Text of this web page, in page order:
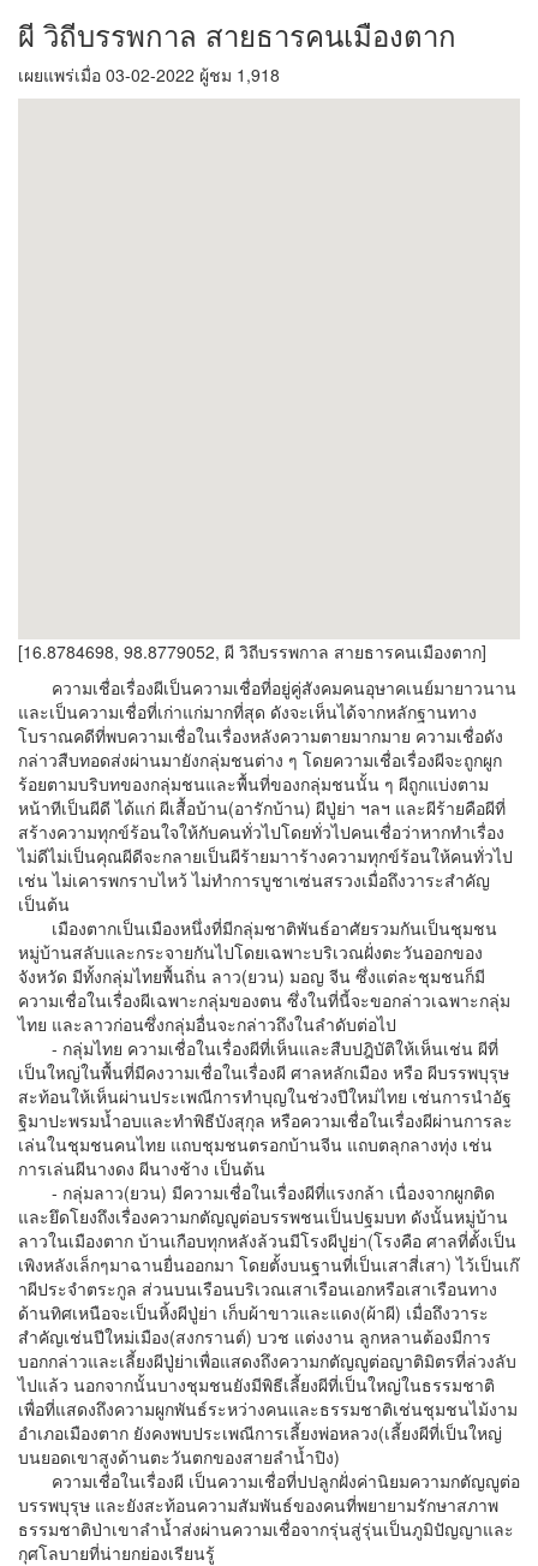
ผี วิถีบรรพกาล สายธารคนเมืองตาก
เผยแพร่เมื่อ 03-02-2022 ผู้ชม 1,918
[16.8784698, 98.8779052, ผี วิถีบรรพกาล สายธารคนเมืองตาก]
ความเชื่อเรื่องผีเป็นความเชื่อที่อยู่คู่สังคมคนอุษาคเนย์มายาวนาน
และเป็นความเชื่อที่เก่าแก่มากที่สุด ดังจะเห็นได้จากหลักฐานทาง
โบราณคดีที่พบความเชื่อในเรื่องหลังความตายมากมาย ความเชื่อดัง
กล่าวสืบทอดส่งผ่านมายังกลุ่มชนต่าง ๆ โดยความเชื่อเรื่องผีจะถูกผูก
ร้อยตามบริบทของกลุ่มชนและพื้นที่ของกลุ่มชนนั้น ๆ ผีถูกแบ่งตาม
หน้าทีเป็นผีดี ได้แก่ ผีเสื้อบ้าน(อารักบ้าน) ผีปู่ย่า ฯลฯ และผีร้ายคือผีที่
สร้างความทุกข์ร้อนใจให้กับคนทั่วไปโดยทั่วไปคนเชื่อว่าหากทำเรื่อง
ไม่ดีไม่เป็นคุณผีดีจะกลายเป็นผีร้ายมาาร้างความทุกข์ร้อนให้คนทั่วไป
เช่น ไม่เคารพกราบไหว้ ไม่ทำการบูชาเซ่นสรวงเมื่อถึงวาระสำคัญ
เป็นต้น
เมืองตากเป็นเมืองหนึ่งที่มีกลุ่มชาติพันธ์อาศัยรวมกันเป็นชุมชน
หมู่บ้านสลับและกระจายกันไปโดยเฉพาะบริเวณฝั่งตะวันออกของ
จังหวัด มีทั้งกลุ่มไทยพื้นถิ่น ลาว(ยวน) มอญ จีน ซึ่งแต่ละชุมชนก็มี
ความเชื่อในเรื่องผีเฉพาะกลุ่มของตน ซึ่งในที่นี้จะขอกล่าวเฉพาะกลุ่ม
ไทย และลาวก่อนซึ่งกลุ่มอื่นจะกล่าวถึงในลำดับต่อไป
- กลุ่มไทย ความเชื่อในเรื่องผีที่เห็นและสืบปฎิบัติให้เห็นเช่น ผีที่
เป็นใหญ่ในพื้นที่มีคงวามเชื่อในเรื่องผี ศาลหลักเมือง หรือ ผีบรรพบุรุษ
สะท้อนให้เห็นผ่านประเพณีการทำบุญในช่วงปีใหม่ไทย เช่นการนำอัฐ
ฐิมาปะพรมน้ำอบและทำพิธีบังสุกุล หรือความเชื่อในเรื่องผีผ่านการละ
เล่นในชุมชนคนไทย แถบชุมชนตรอกบ้านจีน แถบตลุกลางทุ่ง เช่น
การเล่นผีนางดง ผีนางช้าง เป็นต้น
- กลุ่มลาว(ยวน) มีความเชื่อในเรื่องผีที่แรงกล้า เนื่องจากผูกติด
และยึดโยงถึงเรื่องความกตัญญูต่อบรรพชนเป็นปฐมบท ดังนั้นหมู่บ้าน
ลาวในเมืองตาก บ้านเกือบทุกหลังล้วนมีโรงผีปูย่า(โรงคือ ศาลที่ตั้งเป็น
เพิงหลังเล็กๆมาฉานยื่นออกมา โดยตั้งบนฐานที่เป็นเสาสี่เสา) ไว้เป็นเก๊
าผีประจำตระกูล ส่วนบนเรือนบริเวณเสาเรือนเอกหรือเสาเรือนทาง
ด้านทิศเหนือจะเป็นหิ้งผีปู่ย่า เก็บผ้าขาวและแดง(ผ้าผี) เมื่อถึงวาระ
สำคัญเช่นปีใหม่เมือง(สงกรานต์) บวช แต่งงาน ลูกหลานต้องมีการ
บอกกล่าวและเลี้ยงผีปู่ย่าเพื่อแสดงถึงความกตัญญูต่อญาติมิตรที่ล่วงลับ
ไปแล้ว นอกจากนั้นบางชุมชนยังมีพิธีเลี้ยงผีที่เป็นใหญ่ในธรรมชาติ
เพื่อที่แสดงถึงความผูกพันธ์ระหว่างคนและธรรมชาติเช่นชุมชนไม้งาม
อำเภอเมืองตาก ยังคงพบประเพณีการเลี้ยงพ่อหลวง(เลี้ยงผีที่เป็นใหญ่
บนยอดเขาสูงด้านตะวันตกของสายลำน้ำปิง)
ความเชื่อในเรื่องผี เป็นความเชื่อที่ปปลูกฝั่งค่านิยมความกตัญญูต่อ
บรรพบุรุษ และยังสะท้อนความสัมพันธ์ของคนที่พยายามรักษาสภาพ
ธรรมชาติป่าเขาลำน้ำส่งผ่านความเชื่อจากรุ่นสู่รุ่นเป็นภูมิปัญญาและ
กุศโลบายที่น่ายกย่องเรียนรู้